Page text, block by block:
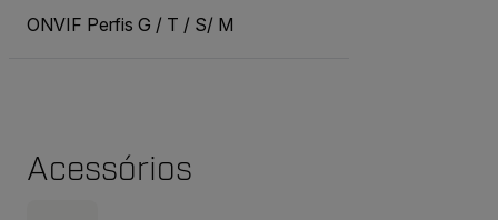
ONVIF Perfis G / T / S/ M
Acessórios